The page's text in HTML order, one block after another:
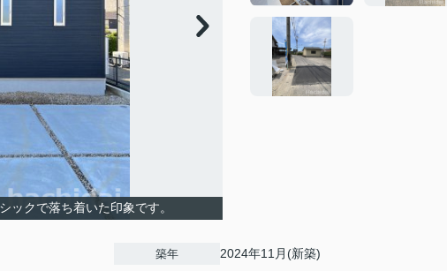
ックで落ち着いた印象です。
築年 2024年11月(新築)